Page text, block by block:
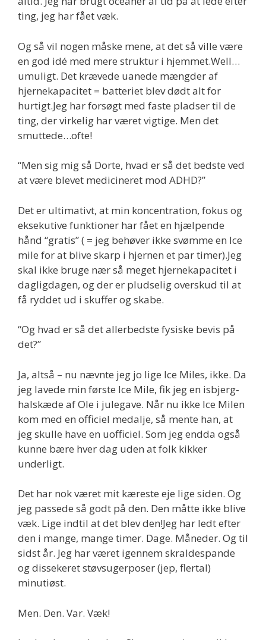
ting, jeg har fået væk.
Og så vil nogen måske mene, at det så ville være
en god idé med mere struktur i hjemmet.Well…
umuligt. Det krævede uanede mængder af
hjernekapacitet = batteriet blev dødt alt for
hurtigt.Jeg har forsøgt med faste pladser til de
ting, der virkelig har været vigtige. Men det
smuttede…ofte!
“Men sig mig så Dorte, hvad er så det bedste ved
at være blevet medicineret mod ADHD?”
Det er ultimativt, at min koncentration, fokus og
eksekutive funktioner har fået en hjælpende
hånd “gratis” ( = jeg behøver ikke svømme en Ice
mile for at blive skarp i hjernen et par timer).Jeg
skal ikke bruge nær så meget hjernekapacitet i
dagligdagen, og der er pludselig overskud til at
få ryddet ud i skuffer og skabe.
“Og hvad er så det allerbedste fysiske bevis på
det?”
Ja, altså – nu nævnte jeg jo lige Ice Miles, ikke. Da
jeg lavede min første Ice Mile, fik jeg en isbjerg-
halskæde af Ole i julegave. Når nu ikke Ice Milen
kom med en officiel medalje, så mente han, at
jeg skulle have en uofficiel. Som jeg endda også
kunne bære hver dag uden at folk kikker
underligt.
Det har nok været mit kæreste eje lige siden. Og
jeg passede så godt på den. Den måtte ikke blive
væk. Lige indtil at det blev den!Jeg har ledt efter
den i mange, mange timer. Dage. Måneder. Og til
sidst år. Jeg har været igennem skraldespande
og dissekeret støvsugerposer (jep, flertal)
minutiøst.
Men. Den. Var. Væk!